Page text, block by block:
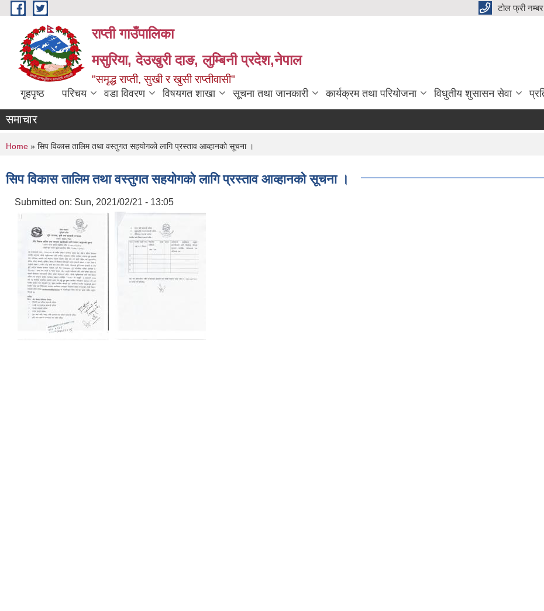
Skip to main content टोल फ्री
राप्ती गाउँपालिका
मसुरिया, देउखुरी दाङ, लुम्बिनी प्रदेश,नेपाल
"समृद्ध राप्ती, सुखी र खुसी राप्तीवासी"
गृहपृष्ठ परिचय वडा विवरण विषयगत शाखा सूचना तथा जानकारी कार्यक्रम तथा परियोजना विधुतीय शुसासन सेवा
समाचार
You are here
Home » सिप विकास तालिम तथा वस्तुगत सहयोगको लागि प्रस्ताव आव्हानको सूचना ।
सिप विकास तालिम तथा वस्तुगत सहयोगको लागि प्रस्ताव आव्हानको सूचना ।
Submitted on: Sun, 2021/02/21 - 13:05